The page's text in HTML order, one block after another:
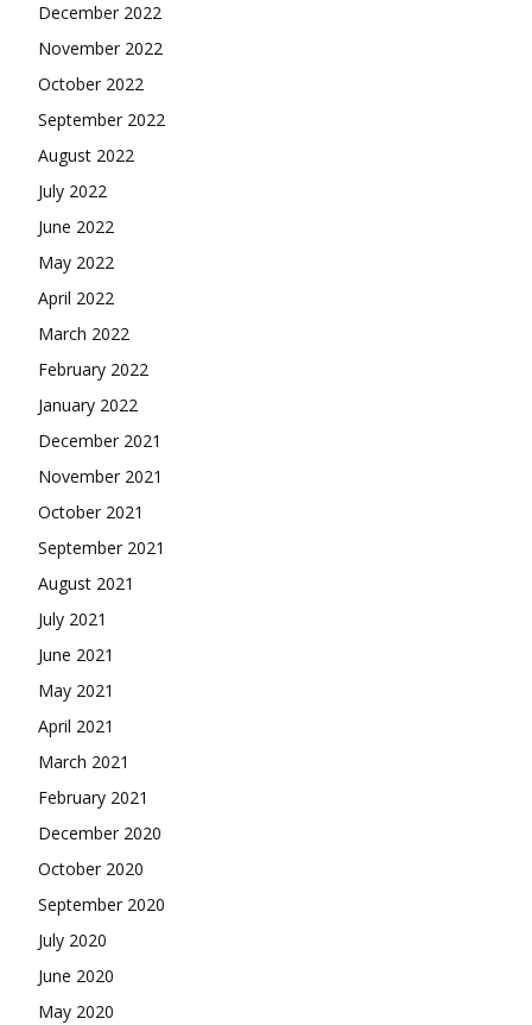
December 2022
November 2022
October 2022
September 2022
August 2022
July 2022
June 2022
May 2022
April 2022
March 2022
February 2022
January 2022
December 2021
November 2021
October 2021
September 2021
August 2021
July 2021
June 2021
May 2021
April 2021
March 2021
February 2021
December 2020
October 2020
September 2020
July 2020
June 2020
May 2020